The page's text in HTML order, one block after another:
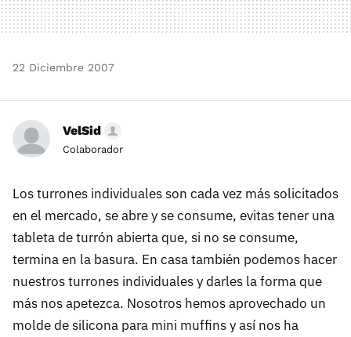
22 Diciembre 2007
VelSid
Colaborador
Los turrones individuales son cada vez más solicitados
en el mercado, se abre y se consume, evitas tener una
tableta de turrón abierta que, si no se consume,
termina en la basura. En casa también podemos hacer
nuestros turrones individuales y darles la forma que
más nos apetezca. Nosotros hemos aprovechado un
molde de silicona para mini muffins y así nos ha